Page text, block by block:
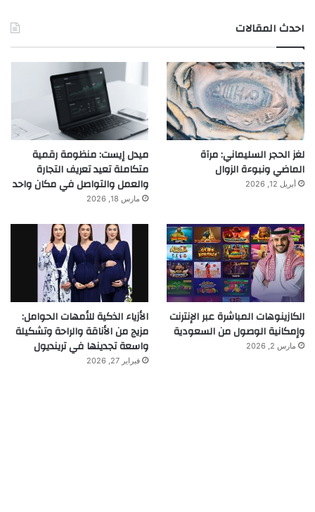
احدث المقالات
لغز الحجر السليماني: مرآة
الماضي ونبوءة الزوال
أبريل 12, 2026
ميدل إيست: منظومة رقمية
متكاملة تعيد تعريف التجارة
والعمل والتواصل في مكان واحد
مارس 18, 2026
الكازينوهات المباشرة عبر الإنترنت
وإمكانية الوصول من السعودية
مارس 2, 2026
الأزياء الذكية للأمهات الحوامل:
مزيج من الأناقة والراحة وتشكيلة
واسعة تجدينها في ترينديول
فبراير 27, 2026